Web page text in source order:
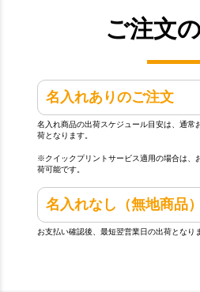
ご注文
名入れありのご注文
名入れ商品の出荷スケジュール目安は、通常
荷となります。
※クイックプリントサービス適用の場合は、
荷可能です。
名入れなし（無地商品
お支払い確認後、最短翌営業日の出荷となり